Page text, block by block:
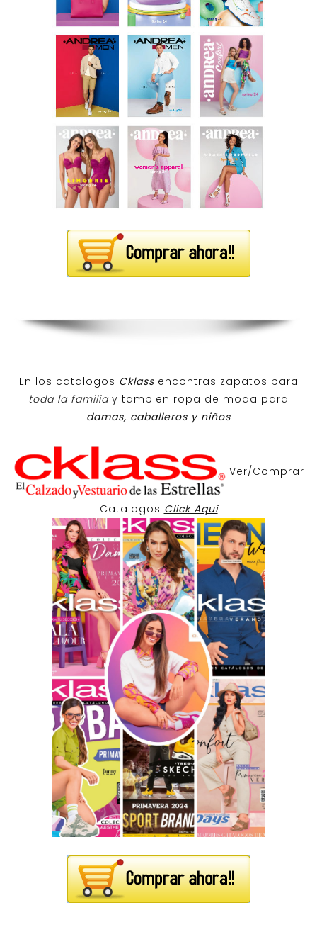
En los catalogos Cklass encontras zapatos para
toda la familiay tambien ropa de moda para
damas, caballeros y niños
Ver/Comprar
Catalogos Click Aqui